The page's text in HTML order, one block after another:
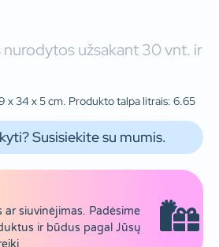
užsakant 30 vnt. ir
x 34 x 5 cm. Produkto talpa litrais: 6.65
Susisiekite su mumis.
ar siuvinėjimas. Padėsime
ir būdus pagal Jūsų